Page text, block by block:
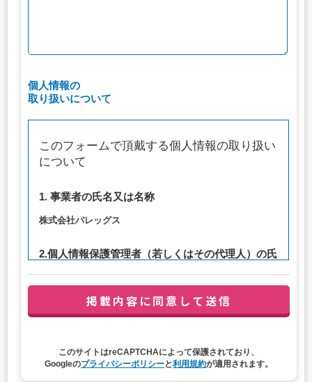
個人情報の
取り扱いについて
このフォームで頂戴する個人情報の取り扱い
について
1. 事業者の氏名又は名称
株式会社バレッグス
2.個人情報保護管理者（若しくはその代理人）の氏
連絡先：privacy@balleggs.co.jp
（1）お問い合わせ対応（本人への連絡を含む）のため
このサイトはreCAPTCHAによって保護されており、
Googleのプライバシーポリシーと利用規約が適用されます。